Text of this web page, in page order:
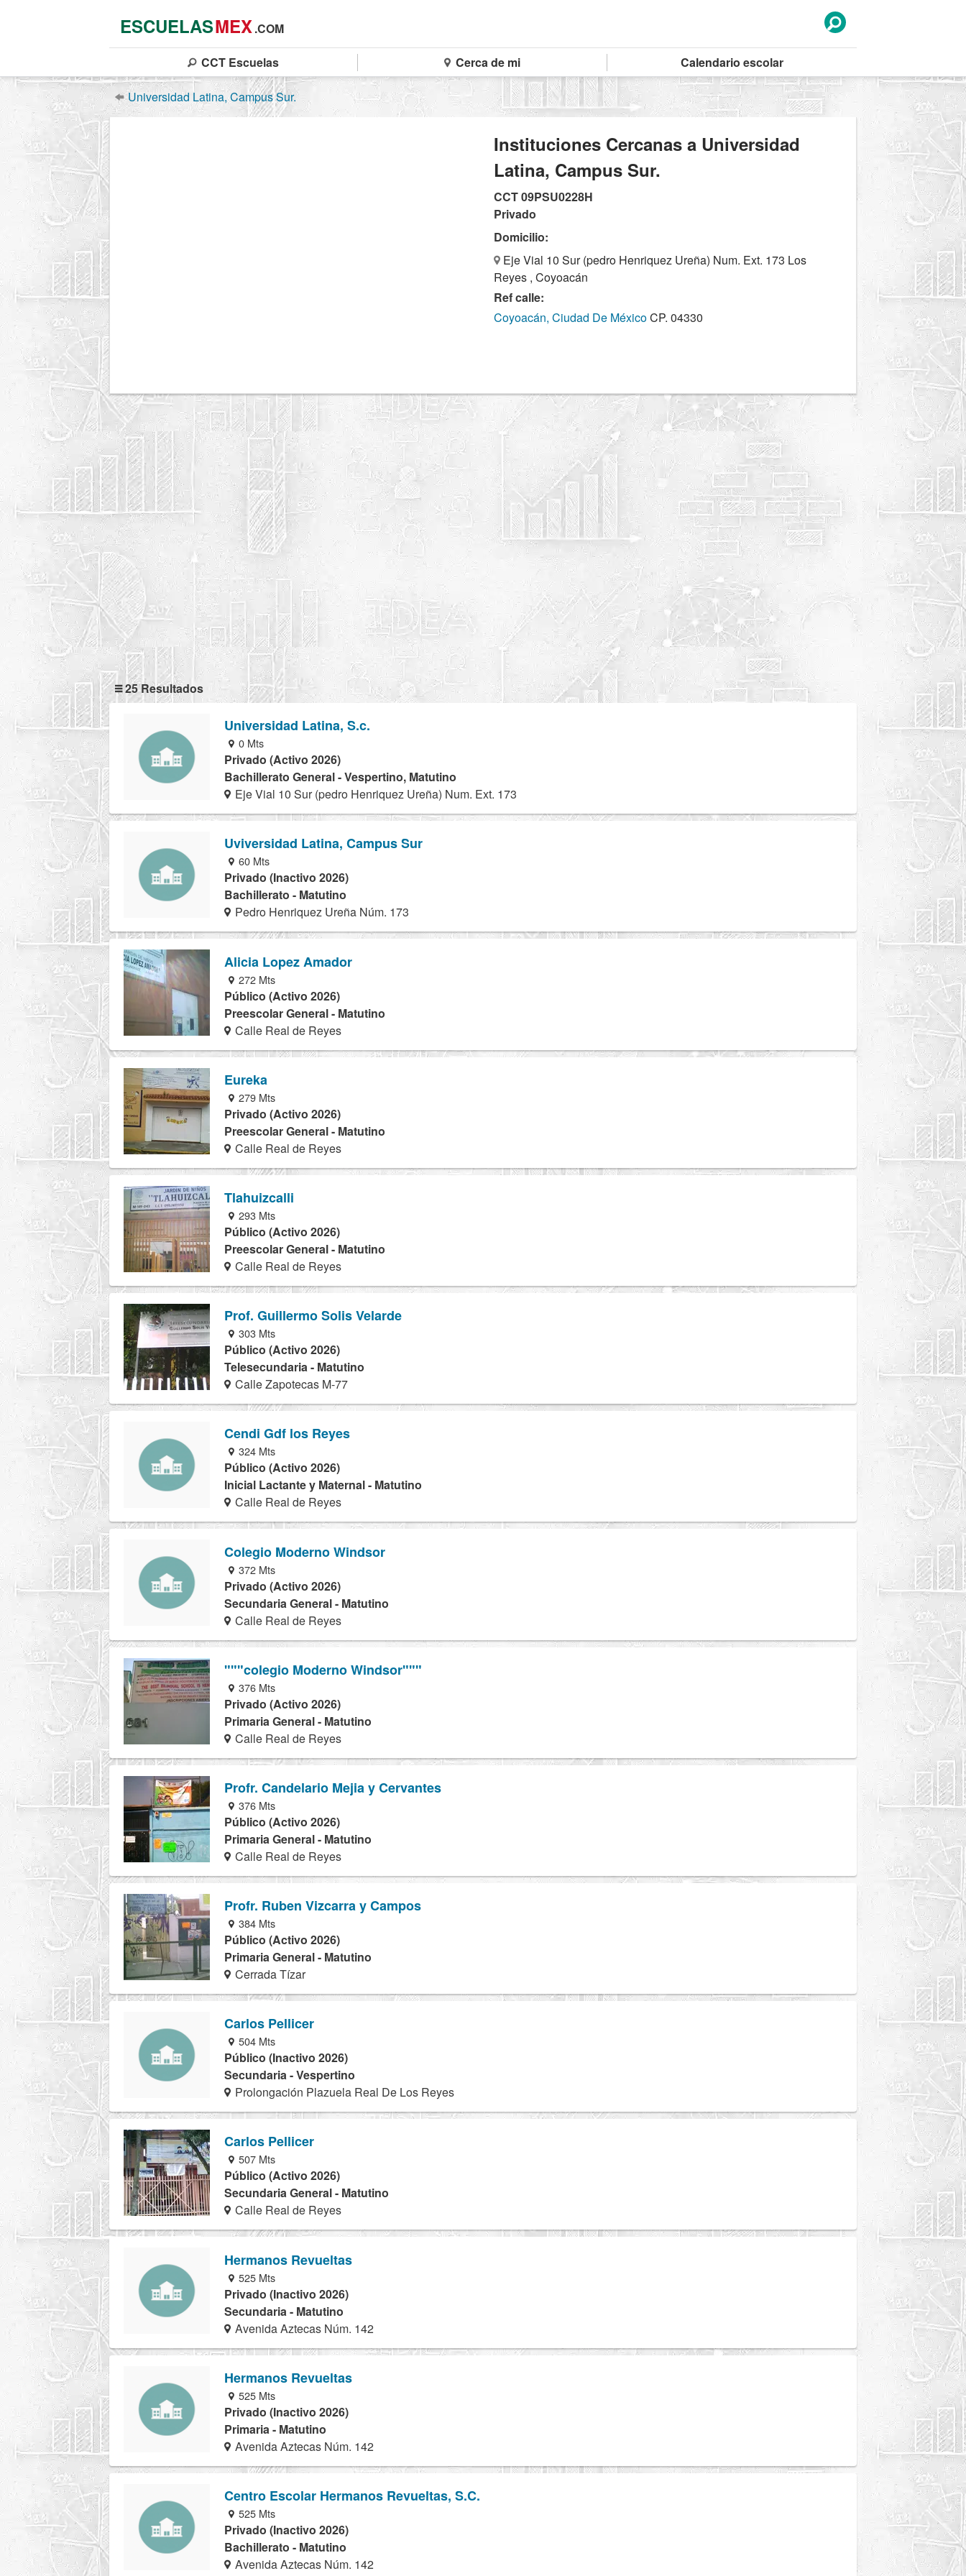
ESCUELASMEX.COM
CCT Escuelas Cerca de mi Calendario escolar
Universidad Latina, Campus Sur.
Instituciones Cercanas a Universidad
Latina, Campus Sur.
CCT 09PSU0228H
Privado
Domicilio:
Eje Vial 10 Sur (pedro Henriquez Ureña) Num. Ext. 173 Los
Reyes , Coyoacán
Ref calle:
Coyoacán, Ciudad De MéxicoCP. 04330
25 Resultados
Universidad Latina, S.c.
0 Mts
Privado (Activo 2026)
Bachillerato General - Vespertino, Matutino
Eje Vial 10 Sur (pedro Henriquez Ureña) Num. Ext. 173
Uviversidad Latina, Campus Sur
60 Mts
Privado (Inactivo 2026)
Bachillerato - Matutino
Pedro Henriquez Ureña Núm. 173
Alicia Lopez Amador
272 Mts
Público (Activo 2026)
Preescolar General - Matutino
Calle Real de Reyes
Eureka
279 Mts
Privado (Activo 2026)
Preescolar General - Matutino
Calle Real de Reyes
Tlahuizcalli
293 Mts
Público (Activo 2026)
Preescolar General - Matutino
Calle Real de Reyes
Prof. Guillermo Solis Velarde
303 Mts
Público (Activo 2026)
Telesecundaria - Matutino
Calle Zapotecas M-77
Cendi Gdf los Reyes
324 Mts
Público (Activo 2026)
Inicial Lactante y Maternal - Matutino
Calle Real de Reyes
Colegio Moderno Windsor
372 Mts
Privado (Activo 2026)
Secundaria General - Matutino
Calle Real de Reyes
"""colegio Moderno Windsor"""
376 Mts
Privado (Activo 2026)
Primaria General - Matutino
Calle Real de Reyes
Profr. Candelario Mejia y Cervantes
376 Mts
Público (Activo 2026)
Primaria General - Matutino
Calle Real de Reyes
Profr. Ruben Vizcarra y Campos
384 Mts
Público (Activo 2026)
Primaria General - Matutino
Cerrada Tízar
Carlos Pellicer
504 Mts
Público (Inactivo 2026)
Secundaria - Vespertino
Prolongación Plazuela Real De Los Reyes
Carlos Pellicer
507 Mts
Público (Activo 2026)
Secundaria General - Matutino
Calle Real de Reyes
Hermanos Revueltas
525 Mts
Privado (Inactivo 2026)
Secundaria - Matutino
Avenida Aztecas Núm. 142
Hermanos Revueltas
525 Mts
Privado (Inactivo 2026)
Primaria - Matutino
Avenida Aztecas Núm. 142
Centro Escolar Hermanos Revueltas, S.C.
525 Mts
Privado (Inactivo 2026)
Bachillerato - Matutino
Avenida Aztecas Núm. 142